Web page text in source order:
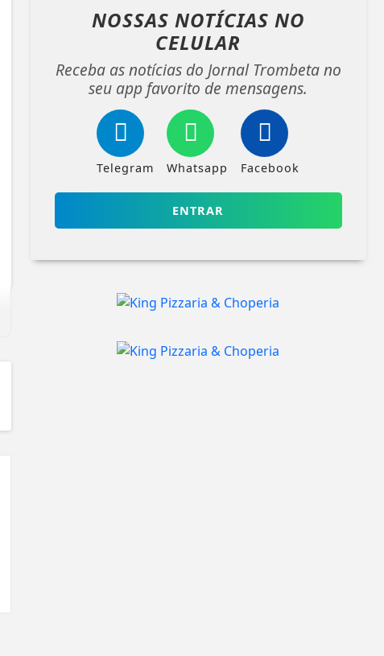
NOSSAS NOTÍCIAS NO
CELULAR
Receba as notícias do Jornal Trombeta no
seu app favorito de mensagens.
Telegram Whatsapp Facebook
ENTRAR